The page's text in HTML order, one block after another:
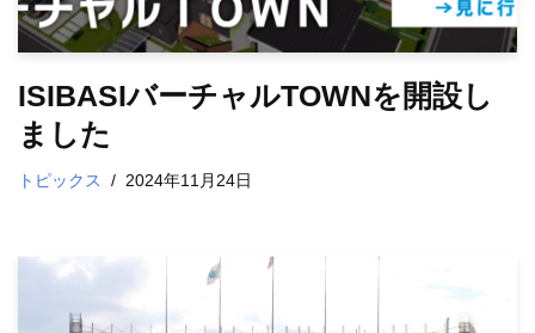
ISIBASIバーチャルTOWNを開設し
ました
トピックス 2024年11月24日